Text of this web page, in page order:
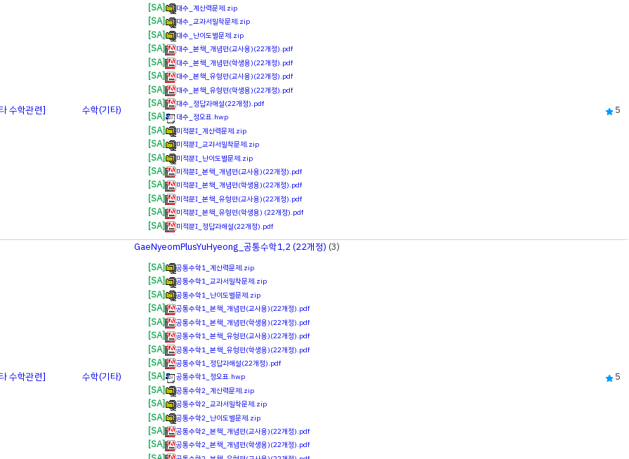
수학관련] 수학(기타)
[SA]
대수_계산력문제.zip
[SA] 대수_교과서밀착문제.zip
[SA] 대수_난이도별문제.zip
[SA] 대수_본책_개념편(교사용)(22개정).pdf
[SA] 대수_본책_개념편(학생용)(22개정).pdf
[SA] 대수_본책_유형편(교사용)(22개정).pdf
[SA] 대수_본책_유형편(학생용)(22개정).pdf
[SA] 대수_정답과해설(22개정).pdf
[SA] 대수_정오표.hwp
[SA] 미적분Ⅰ_계산력문제.zip
[SA] 미적분Ⅰ_교과서밀착문제.zip
[SA] 미적분Ⅰ_난이도별문제.zip
[SA] 미적분Ⅰ_본책_개념편(교사용)(22개정).pdf
[SA] 미적분Ⅰ_본책_개념편(학생용)(22개정).pdf
[SA] 미적분Ⅰ_본책_유형편(교사용)(22개정).pdf
[SA] 미적분Ⅰ_본책_유형편(학생용) (22개정).pdf
[SA] 미적분Ⅰ_정답과해설(22개정).pdf
5
수학관련] 수학(기타)
GaeNyeomPlusYuHyeong_공통수학1,2 (22개정) (3)
[SA]
공통수학1_계산력문제.zip
[SA] 공통수학1_교과서밀착문제.zip
[SA] 공통수학1_난이도별문제.zip
[SA] 공통수학1_본책_개념편(교사용)(22개정).pdf
[SA] 공통수학1_본책_개념편(학생용)(22개정).pdf
[SA] 공통수학1_본책_유형편(교사용)(22개정).pdf
[SA] 공통수학1_본책_유형편(학생용)(22개정).pdf
[SA] 공통수학1_정답과해설(22개정).pdf
[SA] 공통수학1_정오표.hwp
[SA] 공통수학2_계산력문제.zip
[SA] 공통수학2_교과서밀착문제.zip
[SA] 공통수학2_난이도별문제.zip
[SA] 공통수학2_본책_개념편(교사용)(22개정).pdf
[SA] 공통수학2_본책_개념편(학생용)(22개정).pdf
5